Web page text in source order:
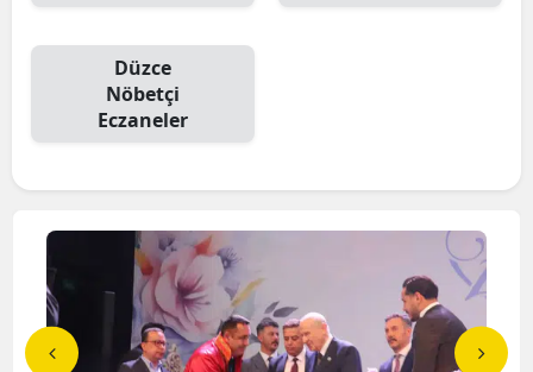
Düzce
Nöbetçi
Eczaneler